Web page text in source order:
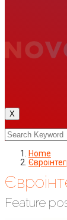
X
Home
Feature